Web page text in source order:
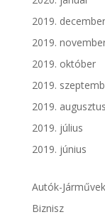
2019. december
2019.
2019. október
2019.
2019. augusztus
2019. július
2019. június
Autók-Járművek
Biznisz